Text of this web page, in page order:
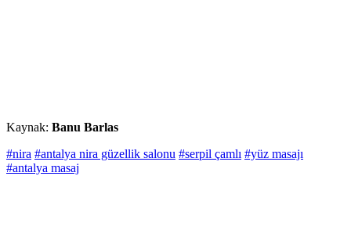
Kaynak: Banu Barlas
#nira #antalya nira güzellik salonu #serpil çamlı #yüz masajı
#antalya masaj